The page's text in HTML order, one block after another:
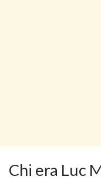
Chi era Luc